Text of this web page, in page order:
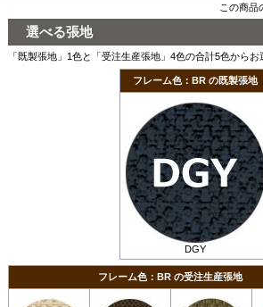
この商
選べる張地
「既製張地」1色と「受注生産張地」4色の合計5色からお
フレーム色：BR の既製張地
DGY
フレーム色：BR の受注生産張地